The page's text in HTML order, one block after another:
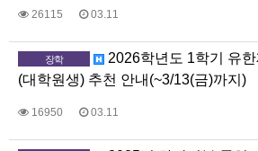
26115 03.11
장학
2026학년도 1학기 유
(대학원생) 추천 안내(~3/13(금)까지)
16950 03.11